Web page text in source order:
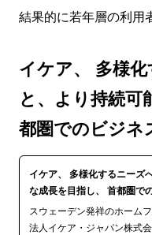
結果的に若年層の利用
イケア、 多様
と、より持続可
都圏でのビジネ
イケア、 多様化するニーズ
な成長を目指し、 首都圏で
スウェーデン発祥のホーム
法人イケア・ジャパン株式